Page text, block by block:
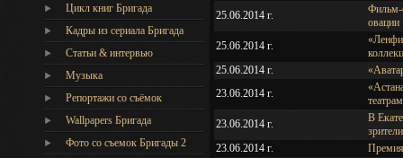
Цикл книг Бригада
Кадры из сериала Бригада
Статьи & интервью
Музыка
Репортажи со съёмок
Wallpapers Бригада
Фото со съемок Бригады 2
25.06.2014 г.
Фильм-
овации
25.06.2014 г.
25.06.2014 г.
23.06.2014 г.
23.06.2014 г.
В
23.06.2014 г.